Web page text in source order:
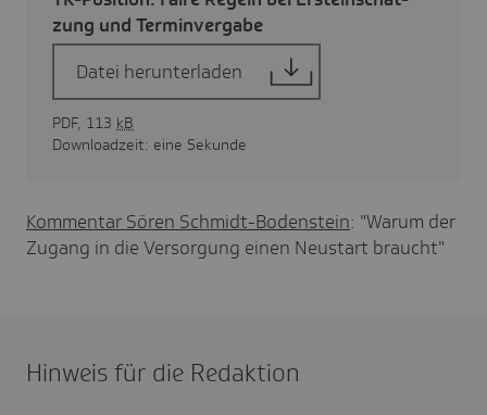
zung und Termin­ver­gabe
Datei herunterladen
PDF, 113 kB
Downloadzeit: eine Sekunde
Kommentar Sören Schmidt-Bodenstein: "Warum der
Zugang in die Versorgung einen Neustart braucht"
Hinweis für die Redaktion